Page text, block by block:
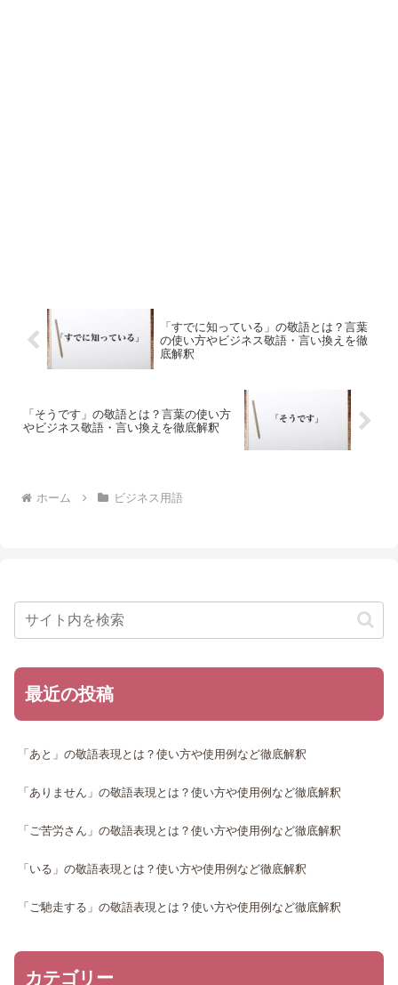
「すでに知っている」の敬語とは？言葉
の使い方やビジネス敬語・言い換えを徹
底解釈
「そうです」の敬語とは？言葉の使い方
やビジネス敬語・言い換えを徹底解釈
ホーム ビジネス用語
最近の投稿
「あと」の敬語表現とは？使い方や使用例など徹底解釈
「ありません」の敬語表現とは？使い方や使用例など徹底解釈
「ご苦労さん」の敬語表現とは？使い方や使用例など徹底解釈
「いる」の敬語表現とは？使い方や使用例など徹底解釈
「ご馳走する」の敬語表現とは？使い方や使用例など徹底解釈
カテゴリー